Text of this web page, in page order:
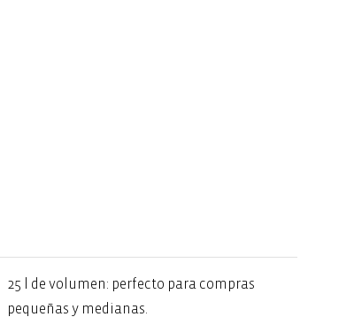
25 l de volumen: perfecto para compras
pequeñas y medianas.